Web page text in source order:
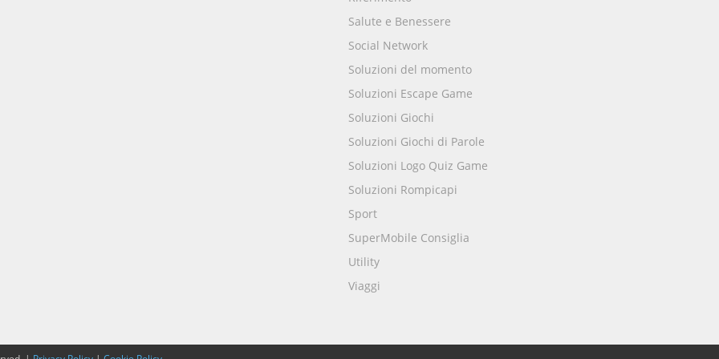
Salute e Benessere
Social Network
Soluzioni del momento
Soluzioni Escape Game
Soluzioni Giochi
Soluzioni Giochi di Parole
Soluzioni Logo Quiz Game
Soluzioni Rompicapi
Sport
SuperMobile Consiglia
Utility
Viaggi